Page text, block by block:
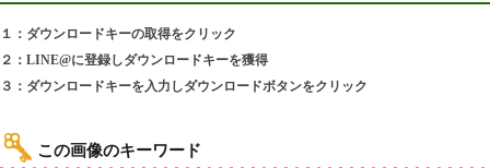
１：ダウンロードキーの取得をクリック
２：LINE@に登録しダウンロードキーを獲得
３：ダウンロードキーを入力しダウンロードボタンをクリック
この画像のキーワード